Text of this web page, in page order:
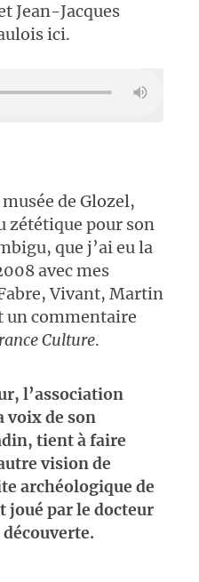
Jean-Jacques
ici.
de Glozel,
zététique pour son
que j’ai eu la
avec mes
Vivant, Martin
un commentaire
Culture.
l’association
voix de son
tient à faire
vision de
archéologique de
joué par le docteur